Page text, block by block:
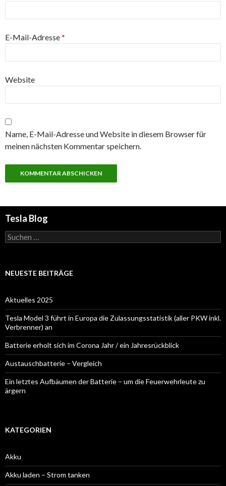
E-Mail-Adresse*
Website
Name, E-Mail-Adresse und Website in diesem Browser für
meinen nächsten Kommentar speichern.
Tesla Blog
Suchen
nach:
NEUESTE BEITRÄGE
Aktuelles 2025
Tesla Model 3 führt in Europa die Zulassungsstatistik (aller PKW inkl.
Verbrenner) an
Batterie erholt sich im Corona Jahr / ein Jahresrückblick
Austauschbatterie – Vergleich
Ein letztes Aufbäumen der Batterie – um die Feuerwehrleute zu
ärgern
KATEGORIEN
Akku
Akku laden – Strom tanken